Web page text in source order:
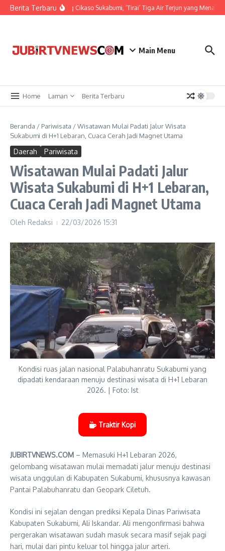
Berita TerbaruPesona Curug Cikaso Sukabumi, ‘Tirai’ Tiga Air Terjun yang
Main Menu
Home Laman Berita Terbaru
Beranda / Pariwisata /Wisatawan Mulai Padati Jalur Wisata
Sukabumi di H+1 Lebaran, Cuaca Cerah Jadi Magnet Utama
Daerah Pariwisata
Wisatawan Mulai Padati Jalur
Wisata Sukabumi di H+1 Lebaran,
Cuaca Cerah Jadi Magnet Utama
Oleh Redaksi 22/03/2026 15:31
Kondisi ruas jalan nasional Palabuhanratu Sukabumi yang
dipadati kendaraan menuju destinasi wisata di H+1 Lebaran
2026. | Foto: Ist
Traktir Kopi
JUBIRTVNEWS.COM – Memasuki H+1 Lebaran 2026,
gelombang wisatawan mulai memadati jalur menuju destinasi
wisata unggulan di Kabupaten Sukabumi, khususnya kawasan
Pantai Palabuhanratu dan Geopark Ciletuh.
Kondisi ini sejalan dengan prediksi Kepala Dinas Pariwisata
Kabupaten Sukabumi, Ali Iskandar. Ali mengonfirmasi bahwa
pergerakan wisatawan sudah masuk secara masif sejak pagi
hari, mulai dari pintu keluar tol hingga jalur arteri.